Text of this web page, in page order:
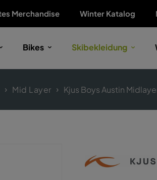
Merchandise Winter Katalog
Bikes Skibekleidung
Mid Layer Kjus Boys Austin